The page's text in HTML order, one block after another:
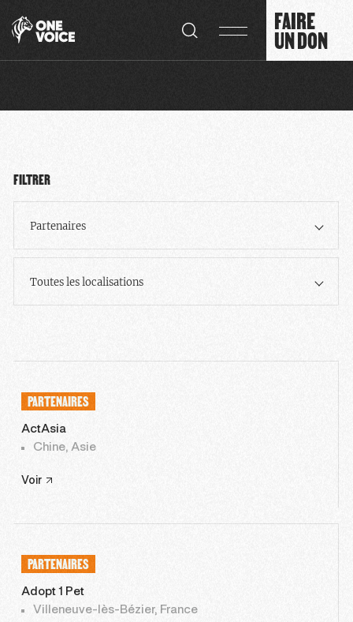
FAIRE
UN DON
FILTRER
Partenaires
Toutes les localisations
PARTENAIRES
ActAsia
Chine, Asie
Voir
PARTENAIRES
Adopt 1 Pet
Villeneuve-lès-Bézier, France